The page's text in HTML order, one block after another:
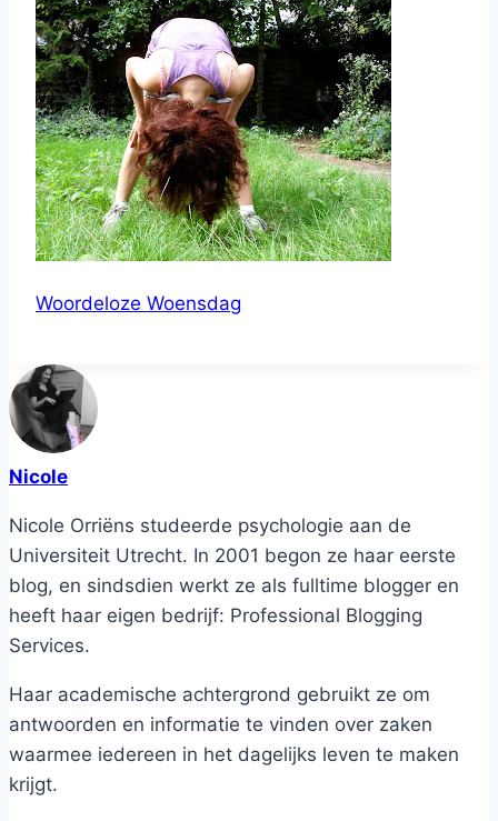
Woordeloze Woensdag
Nicole
Nicole Orriëns studeerde psychologie aan de
Universiteit Utrecht. In 2001 begon ze haar eerste
blog, en sindsdien werkt ze als fulltime blogger en
heeft haar eigen bedrijf: Professional Blogging
Services.
Haar academische achtergrond gebruikt ze om
antwoorden en informatie te vinden over zaken
waarmee iedereen in het dagelijks leven te maken
krijgt.